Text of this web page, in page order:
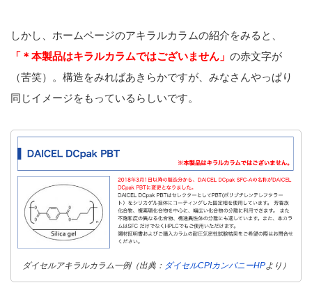
しかし、ホームページのアキラルカラムの紹介をみると、
「＊本製品はキラルカラムではございません」 の赤文字が
（苦笑）。構造をみればあきらかですが、みなさんやっぱり
同じイメージをもっているらしいです。
ダイセルアキラルカラム一例（出典： ダイセルCPIカンパニーHPより）